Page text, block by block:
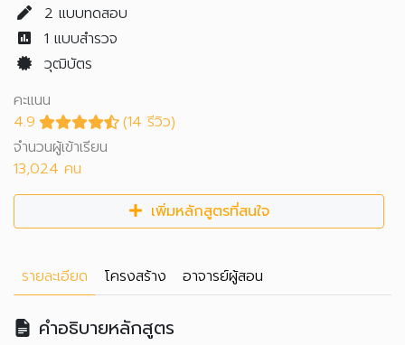
2 แบบทดสอบ
1 แบบสำรวจ
วุฒิบัตร
คะแนน
4.9
(14 รีวิว)
จำนวนผู้เข้าเรียน
13,024 คน
เพิ่มหลักสูตรที่สนใจ
รายละเอียด โครงสร้าง อาจารย์ผู้สอน
คำอธิบายหลักสูตร